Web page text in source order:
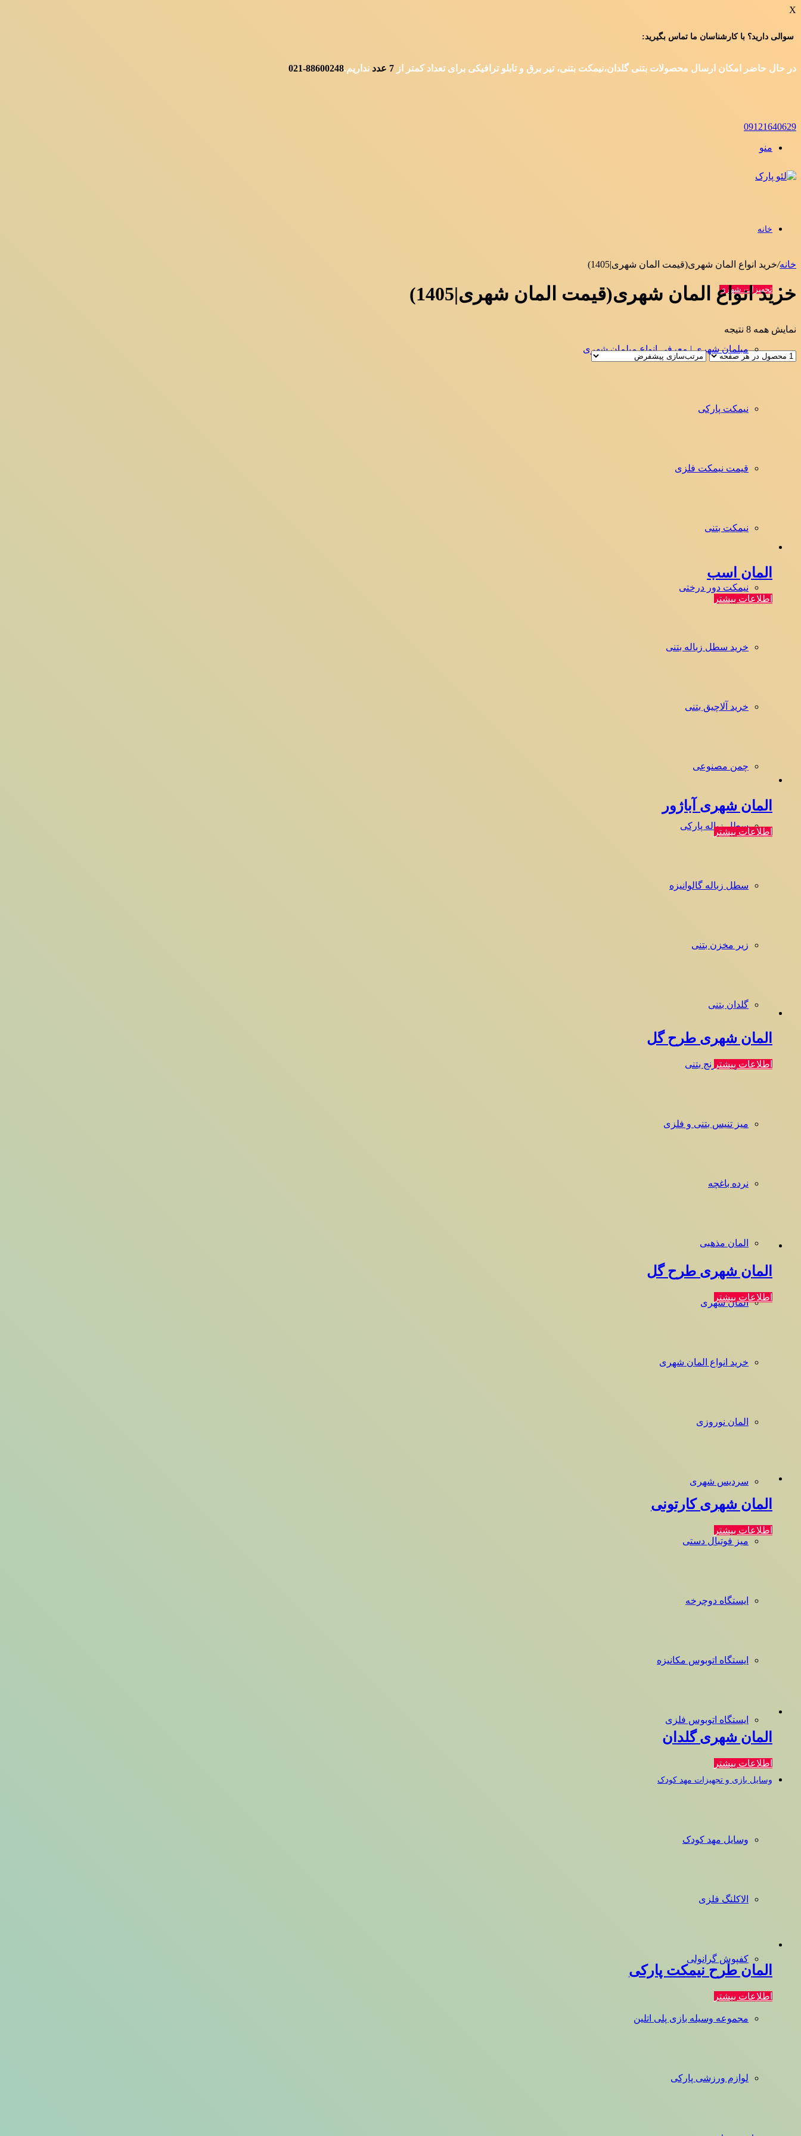
X
سوالی دارید؟ با کارشناسان ما تماس بگیرید:
در حال حاضر امکان ارسال محصولات بتنی گلدان،نیمکت بتنی، تیر برق و تابلو ترافیکی برای تعداد کمتر از عدد نداریم.88600248-021
09121640629
منو
خانه
تجهیزات شهری
مبلمان شهری | معرفی انواع مبلمان شهری
نیمکت پارکی
قیمت نیمکت فلزی
نیمکت بتنی
نیمکت دور درختی
خرید سطل زباله بتنی
خرید آلاچیق بتنی
چمن مصنوعی
سطل زباله پارکی
سطل زباله گالوانیزه
زیر مخزن بتنی
گلدان بتنی
میز شطرنج بتنی
میز تنیس بتنی و فلزی
نرده باغچه
المان مذهبی
المان شهری
خرید انواع المان شهری
المان نوروزی
سردیس شهری
میز فوتبال دستی
ایستگاه دوچرخه
ایستگاه اتوبوس مکانیزه
ایستگاه اتوبوس فلزی
وسایل بازی و تجهیزات مهد کودک
وسایل مهد کودک
الاکلنگ فلزی
کفپوش گرانولی
مجموعه وسیله بازی پلی اتلین
لوازم ورزشی پارکی
خانه/خرید انواع المان شهری(قیمت المان شهری|1405)
خرید انواع المان شهری(قیمت المان شهری|1405)
نمایش همه 8 نتیجه
المان اسب
اطلاعات بیشتر
المان شهری آباژور
اطلاعات بیشتر
المان شهری طرح گل
اطلاعات بیشتر
المان شهری طرح گل
اطلاعات بیشتر
المان شهری کارتونی
اطلاعات بیشتر
المان شهری گلدان
اطلاعات بیشتر
المان طرح نیمکت پارکی
اطلاعات بیشتر